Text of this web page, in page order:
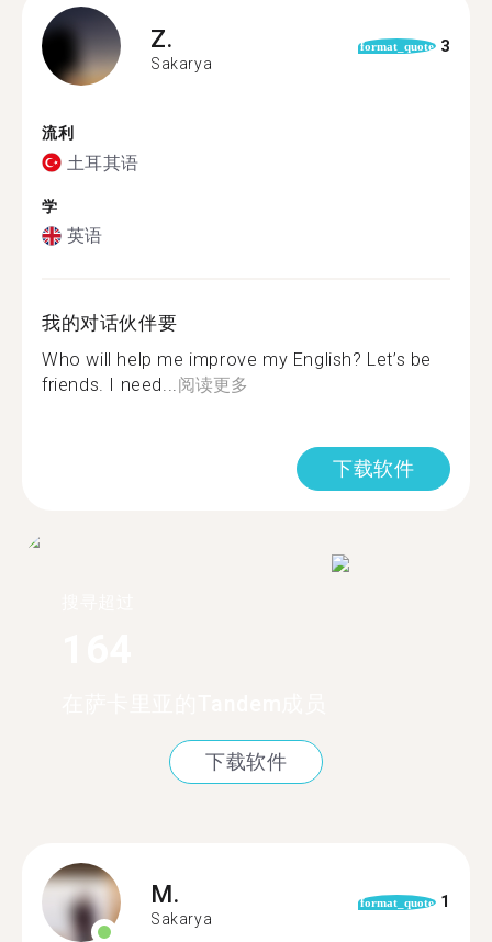
Z.
Sakarya
format_quote 3
流利
土耳其语
学
英语
我的对话伙伴要
Who will help me improve my English? Let’s be
friends. I need...阅读更多
下载软件
下载软件
M.
Sakarya
format_quote 1